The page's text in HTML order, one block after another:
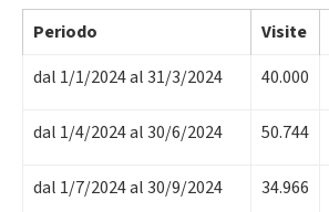
Periodo Visite
dal 1/1/2024 al 31/3/2024
40.000
dal 1/4/2024 al 30/6/2024 50.744
dal 1/7/2024 al 30/9/2024 34.966